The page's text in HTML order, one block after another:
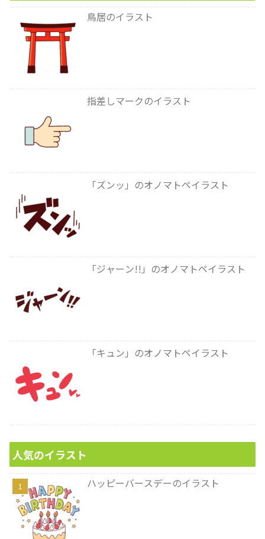
鳥居のイラスト
指差しマークのイラスト
「ズンッ」のオノマトペイラスト
「ジャーン!!」のオノマトペイラスト
「キュン」のオノマトペイラスト
人気のイラスト
ハッピーバースデーのイラスト